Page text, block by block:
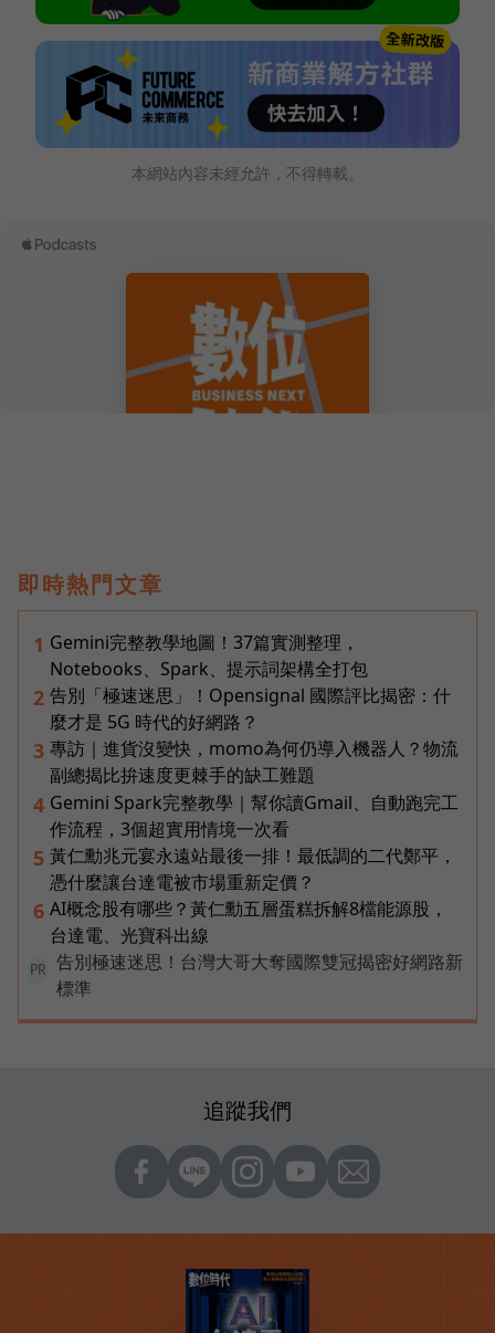
本網站內容未經允許，不得轉載。
即時熱門文章
1 Gemini完整教學地圖！37篇實測整理，
Notebooks、Spark、提示詞架構全打包
2 告別「極速迷思」！Opensignal 國際評比揭密：什
麼才是 5G 時代的好網路？
3 專訪｜進貨沒變快，momo為何仍導入機器人？物流
副總揭比拚速度更棘手的缺工難題
4 Gemini Spark完整教學｜幫你讀Gmail、自動跑完工
作流程，3個超實用情境一次看
5 黃仁勳兆元宴永遠站最後一排！最低調的二代鄭平，
憑什麼讓台達電被市場重新定價？
6 AI概念股有哪些？黃仁勳五層蛋糕拆解8檔能源股，
台達電、光寶科出線
PR
告別極速迷思！台灣大哥大奪國際雙冠揭密好網路新
標準
追蹤我們